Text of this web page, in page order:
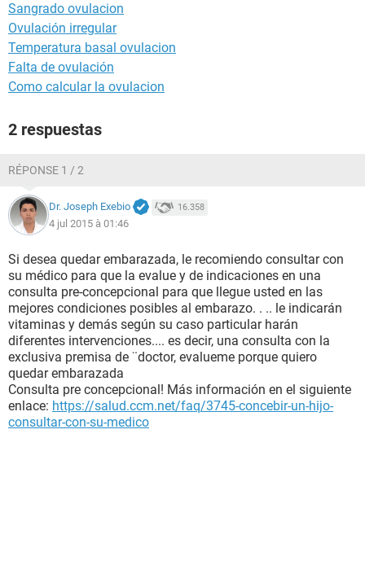
Sangrado ovulacion
Ovulación irregular
Temperatura basal ovulacion
Falta de ovulación
Como calcular la ovulacion
2 respuestas
RÉPONSE 1 / 2
Dr. Joseph Exebio 16.358
4 jul 2015 à 01:46
Si desea quedar embarazada, le recomiendo consultar con
su médico para que la evalue y de indicaciones en una
consulta pre-concepcional para que llegue usted en las
mejores condiciones posibles al embarazo. . .. le indicarán
vitaminas y demás según su caso particular harán
diferentes intervenciones.... es decir, una consulta con la
exclusiva premisa de ¨doctor, evalueme porque quiero
quedar embarazada
Consulta pre concepcional! Más información en el siguiente
enlace: https://salud.ccm.net/faq/3745-concebir-un-hijo-
consultar-con-su-medico